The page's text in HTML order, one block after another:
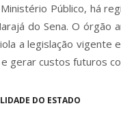
Público, há
do Sena. O
a legislação vigente
gerar custos futuros
DO ESTADO